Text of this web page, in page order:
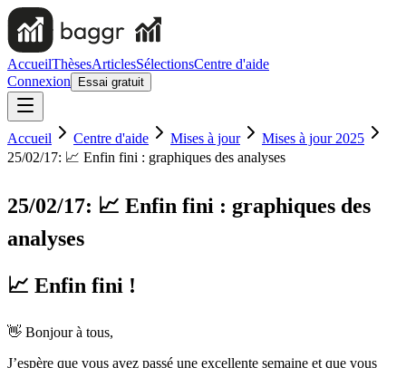
AccueilThèsesArticlesSélectionsCentre d'aide
Connexion
Essai gratuit
Accueil Centre d'aide Mises à jour
Mises à jour 2025
25/02/17: 📈 Enfin fini : graphiques des analyses
25/02/17: 📈 Enfin fini : graphiques des
analyses
📈 Enfin fini !
👋 Bonjour à tous,
J’espère que vous avez passé une excellente semaine et que vous